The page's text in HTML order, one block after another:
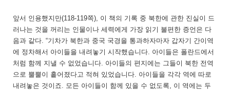
앞서 인용했지만(118-119쪽), 이 책의 기록 중 북한에 관한 진실이 드
러나는 것을 꺼리는 인물이나 세력에게 가장 읽기 불편한 증언은 다
음과 같다. “기차가 북한과 중국 국경을 통과하자마자 갑자기 간이역
에 정차해서 아이들을 내려놓기 시작했습니다. 아이들은 폴란드에서
처럼 함께 지낼 수 없었습니다. 아이들의 편지에는 그들이 북한 전역
으로 뿔뿔이 흩어졌다고 적혀 있었습니다. 아이들을 각각 역에 따로
내려놓은 것이죠. 모든 아이들이 함께 있을 수 없도록, 이 역에는 두